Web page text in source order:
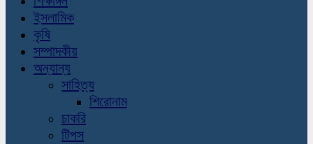
ইসলামিক
কৃষি
সম্পাদকীয়
অন্যান্য
সাহিত্য
শিরোনাম
চাকরি
টিপস